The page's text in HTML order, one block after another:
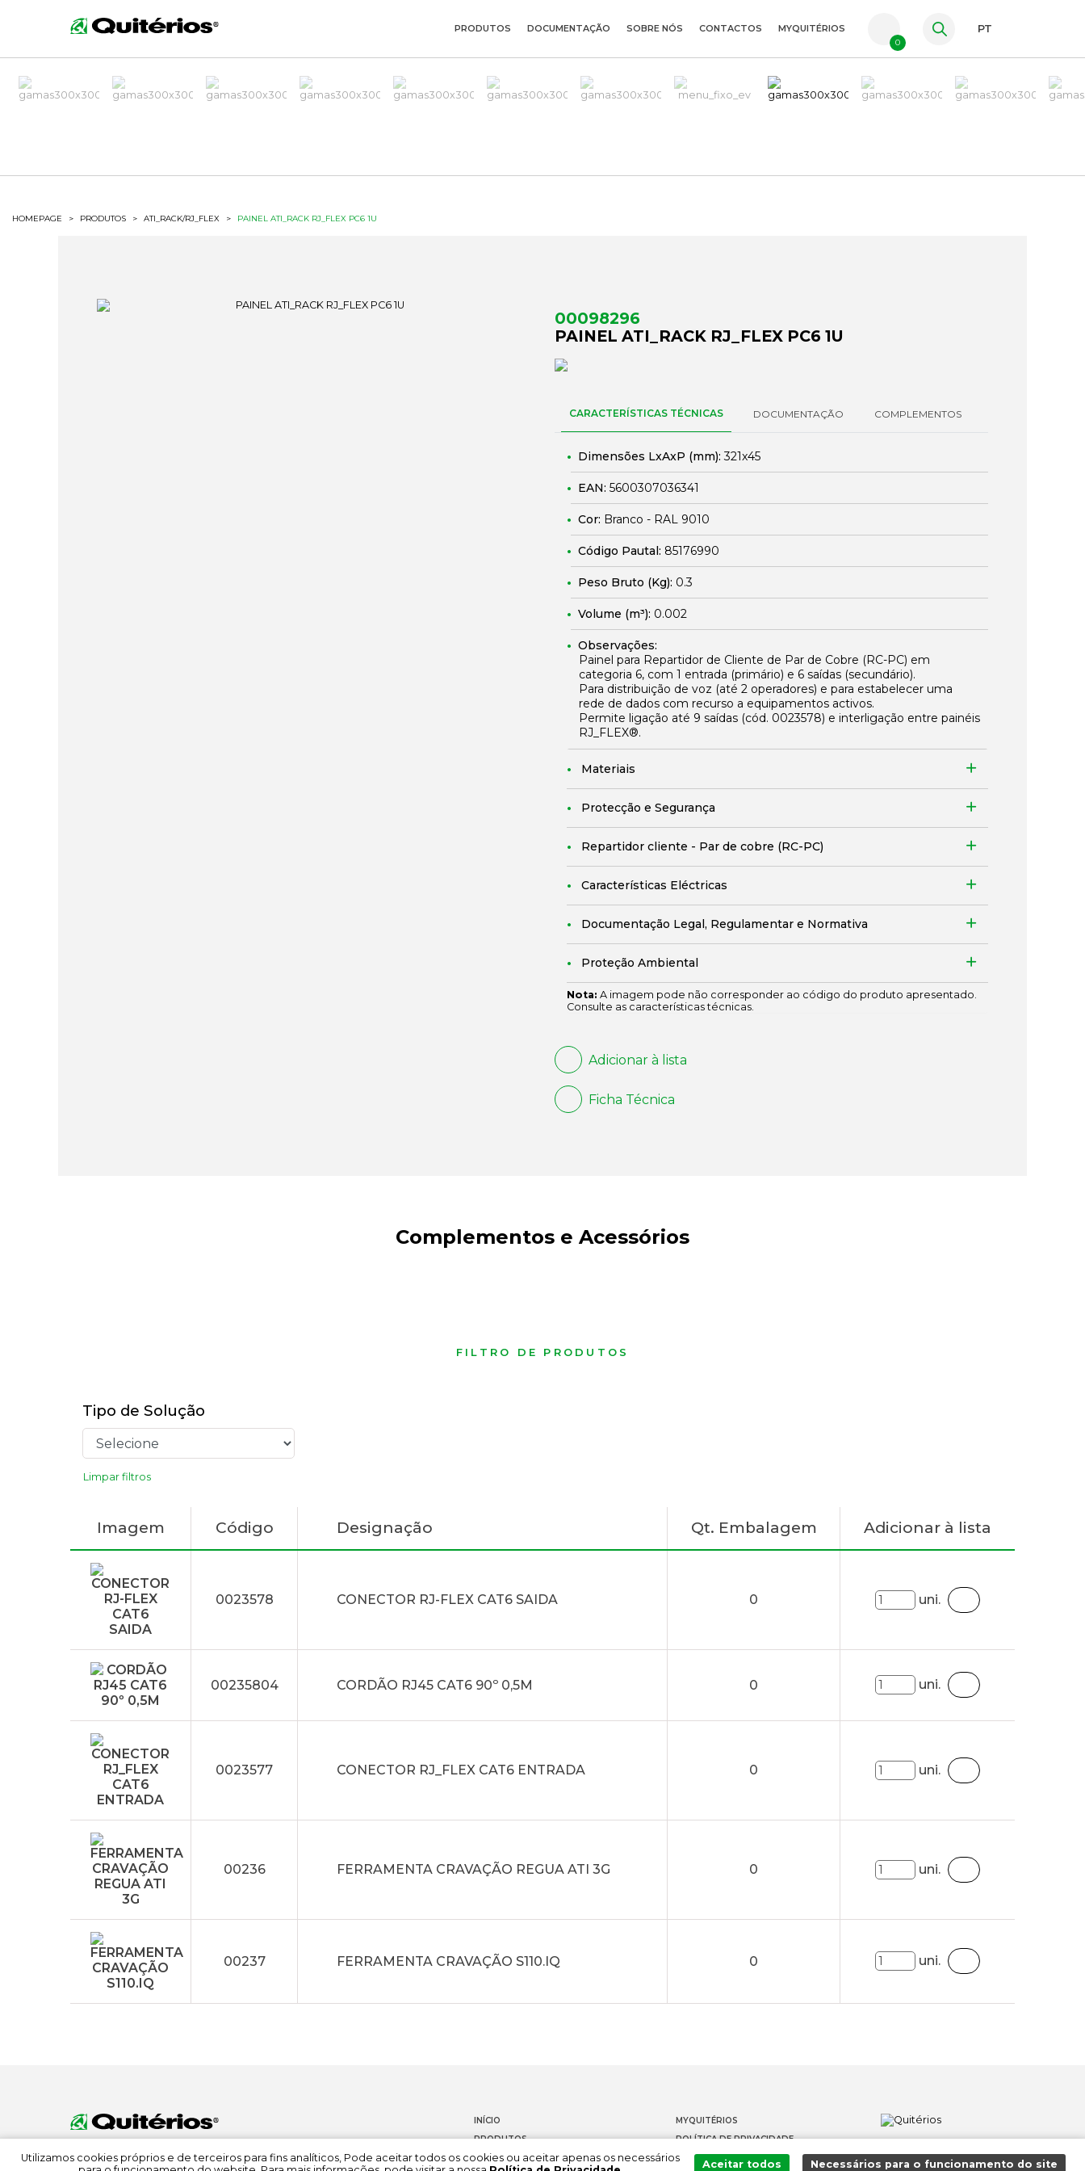
ES
PRODUTOS DOCUMENTAÇÃO SOBRE NÓS CONTACTOS MYQUITÉRIOS
0
PT
HOMEPAGE > PRODUTOS > ATI_RACK/RJ_FLEX > PAINEL ATI_RACK RJ_FLEX PC6 1U
00098296
PAINEL ATI_RACK RJ_FLEX PC6 1U
CARACTERÍSTICAS TÉCNICAS DOCUMENTAÇÃO COMPLEMENTOS
Dimensões LxAxP (mm):321x45
EAN: 5600307036341
Cor: Branco - RAL 9010
Código Pautal: 85176990
Peso Bruto (Kg): 0.3
Volume (m³): 0.002
Observações:
Painel para Repartidor de Cliente de Par de Cobre (RC-PC) em
categoria 6, com 1 entrada (primário) e 6 saídas (secundário).
Para distribuição de voz (até 2 operadores) e para estabelecer uma
rede de dados com recurso a equipamentos activos.
Permite ligação até 9 saídas (cód. 0023578) e interligação entre painéis
RJ_FLEX®.
Materiais
Protecção e Segurança
Repartidor cliente - Par de cobre (RC-PC)
Características Eléctricas
Documentação Legal, Regulamentar e Normativa
Proteção Ambiental
Nota: A imagem pode não corresponder ao código do produto apresentado.
Consulte as características técnicas.
Adicionar à lista
Ficha Técnica
Complementos e Acessórios
FILTRO DE PRODUTOS
Tipo de Solução
Limpar filtros
Imagem Código Designação Qt. Embalagem Adicionar à lista
0023578 CONECTOR RJ-FLEX CAT6 SAIDA 0 uni.
00235804 CORDÃO RJ45 CAT6 90º 0,5M 0 uni.
0023577 CONECTOR RJ_FLEX CAT6 ENTRADA 0 uni.
00236 FERRAMENTA CRAVAÇÃO REGUA ATI 3G 0 uni.
00237 FERRAMENTA CRAVAÇÃO S110.IQ 0 uni.
INÍCIO
PRODUTOS
DOCUMENTAÇÃO
MYQUITÉRIOS
POLÍTICA DE PRIVACIDADE
CONTACTOS
Utilizamos cookies próprios e de terceiros para fins analíticos, Pode aceitar todos os cookies ou aceitar apenas os necessários
Aceitar todos Necessários para o funcionamento do site